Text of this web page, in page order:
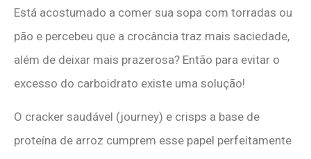
Está acostumado a comer sua sopa com torradas ou
pão e percebeu que a crocância traz mais saciedade,
além de deixar mais prazerosa? Então para evitar o
excesso do carboidrato existe uma solução!
O cracker saudável (journey) e crisps a base de
proteína de arroz cumprem esse papel perfeitamente